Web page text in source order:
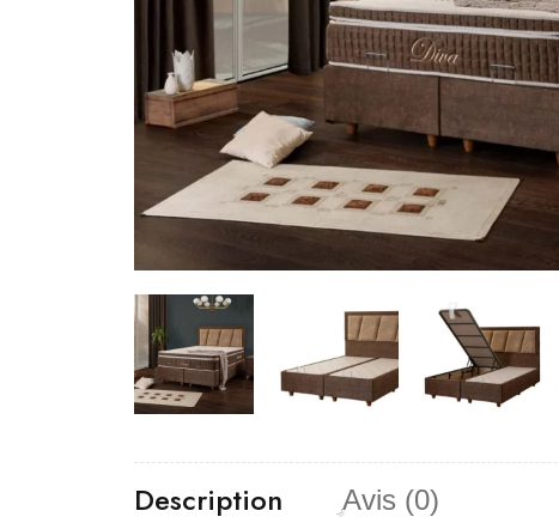
Description Avis (0)